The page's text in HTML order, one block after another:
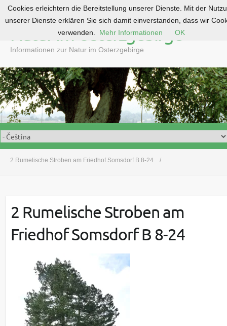
o
c
o
n
e
n
Natur im Osterzgebirge
Informationen zur Natur im Osterzgebirge
2 Rumelische Stroben am Friedhof Somsdorf B 8-24
2 Rumelische Stroben am
Friedhof Somsdorf B 8-24
Cookies erleichtern die Bereitstellung unserer Dienste. Mit der
unserer Dienste erklären Sie sich damit einverstanden, dass wir
verwenden.
Mehr Informationen OK